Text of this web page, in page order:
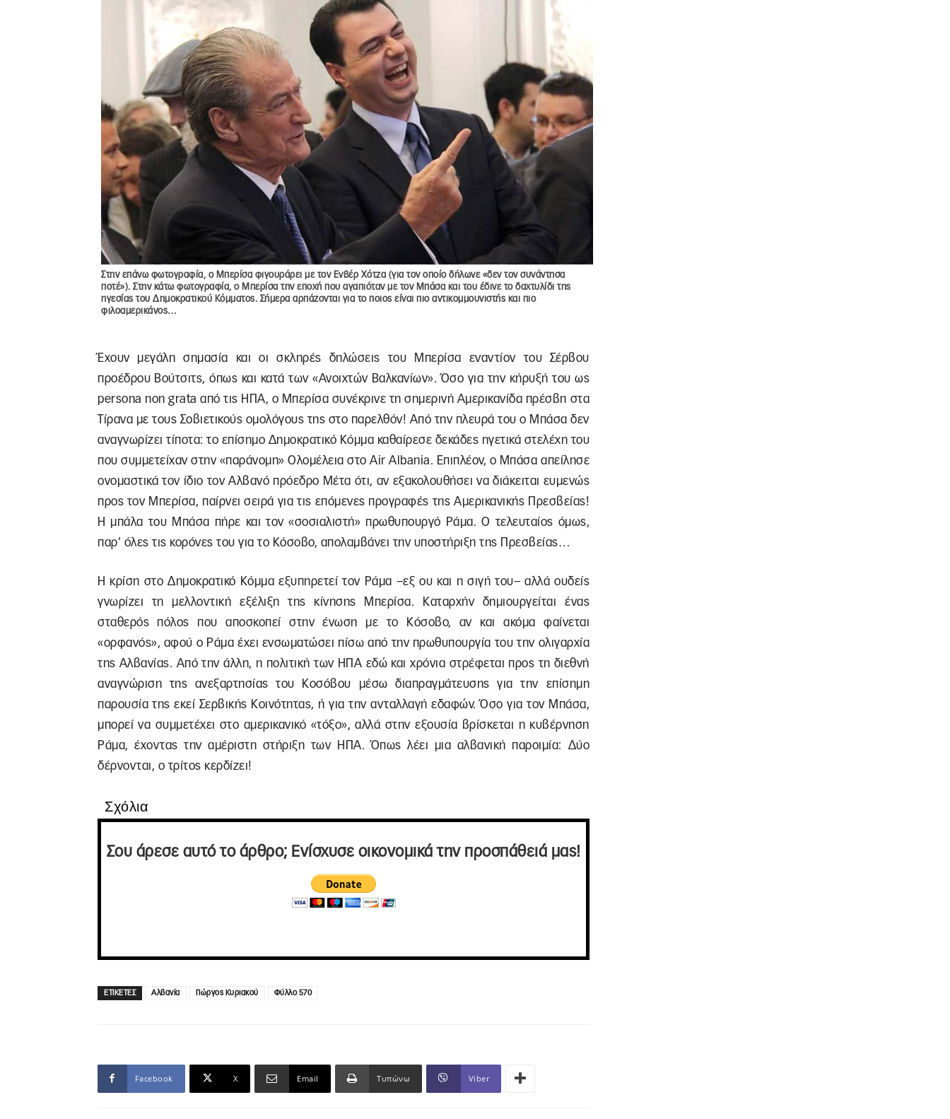
Στην επάνω φωτογραφία, ο Μπερίσα φιγουράρει με τον Ενβέρ Χότζα (για τον οποίο δήλωνε «δεν τον συνάντησα
ποτέ»). Στην κάτω φωτογραφία, ο Μπερίσα την εποχή που αγαπιόταν με τον Μπάσα και του έδινε το δαχτυλίδι της
ηγεσίας του Δημοκρατικού Κόμματος. Σήμερα αρπάζονται για το ποιος είναι πιο αντικομμουνιστής και πιο
φιλοαμερικάνος…
Έχουν μεγάλη σημασία και οι σκληρές δηλώσεις του Μπερίσα εναντίον του Σέρβου
προέδρου Βούτσιτς, όπως και κατά των «Ανοιχτών Βαλκανίων». Όσο για την κήρυξή του ως
persona non grata από τις ΗΠΑ, ο Μπερίσα συνέκρινε τη σημερινή Αμερικανίδα πρέσβη στα
Τίρανα με τους Σοβιετικούς ομολόγους της στο παρελθόν! Από την πλευρά του ο Μπάσα δεν
αναγνωρίζει τίποτα: το επίσημο Δημοκρατικό Κόμμα καθαίρεσε δεκάδες ηγετικά στελέχη του
που συμμετείχαν στην «παράνομη» Ολομέλεια στοAir Albania. Επιπλέον, ο Μπάσα απείλησε
ονομαστικά τον ίδιο τον Αλβανό πρόεδρο Μέτα ότι, αν εξακολουθήσει να διάκειται ευμενώς
προς τον Μπερίσα, παίρνει σειρά για τις επόμενες προγραφές της Αμερικανικής Πρεσβείας!
Η μπάλα του Μπάσα πήρε και τον «σοσιαλιστή» πρωθυπουργό Ράμα. Ο τελευταίος όμως,
παρ’ όλες τις κορόνες του για το Κόσοβο, απολαμβάνει την υποστήριξη της Πρεσβείας…
Η κρίση στο Δημοκρατικό Κόμμα εξυπηρετεί τον Ράμα –εξ ου και η σιγή του– αλλά ουδείς
γνωρίζει τη μελλοντική εξέλιξη της κίνησης Μπερίσα. Καταρχήν δημιουργείται ένας
σταθερός πόλος που αποσκοπεί στην ένωση με το Κόσοβο, αν και ακόμα φαίνεται
«ορφανός», αφού ο Ράμα έχει ενσωματώσει πίσω από την πρωθυπουργία του την ολιγαρχία
της Αλβανίας. Από την άλλη, η πολιτική των ΗΠΑ εδώ και χρόνια στρέφεται προς τη διεθνή
αναγνώριση της ανεξαρτησίας του Κοσόβου μέσω διαπραγμάτευσης για την επίσημη
παρουσία της εκεί Σερβικής Κοινότητας, ή για την ανταλλαγή εδαφών. Όσο για τον Μπάσα,
μπορεί να συμμετέχει στο αμερικανικό «τόξο», αλλά στην εξουσία βρίσκεται η κυβέρνηση
Ράμα, έχοντας την αμέριστη στήριξη των ΗΠΑ. Όπως λέει μια αλβανική παροιμία: Δύο
δέρνονται, ο τρίτος κερδίζει!
Σχόλια
Σου άρεσε αυτό το άρθρο; Ενίσχυσε οικονομικά την προσπάθειά μας!
ΕΤΙΚΕΤΕΣ Αλβανία Γιώργος Κυριακού Φύλλο 570
Facebook X Email Τυπώνω Viber